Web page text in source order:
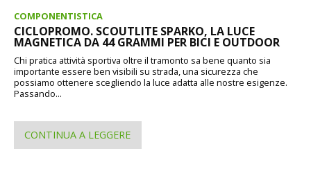
COMPONENTISTICA
CICLOPROMO. SCOUTLITE SPARKO, LA LUCE
MAGNETICA DA 44 GRAMMI PER BICI E OUTDOOR
Chi pratica attività sportiva oltre il tramonto sa bene quanto sia
importante essere ben visibili su strada, una sicurezza che
possiamo ottenere scegliendo la luce adatta alle nostre esigenze.
Passando...
CONTINUA A LEGGERE